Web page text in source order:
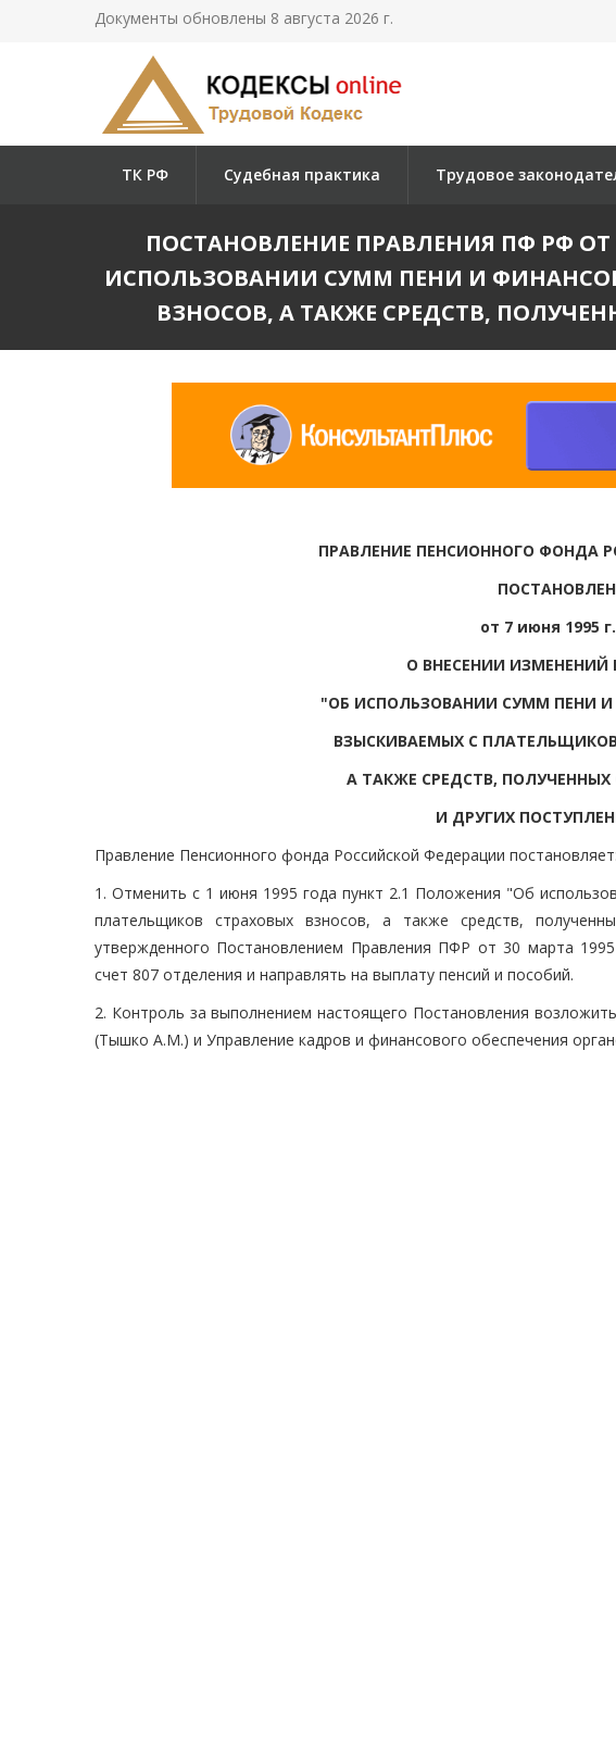
Документы обновлены 8 августа 2026 г.
ТК РФ Судебная практика Трудовое
ПОСТАНОВЛЕНИЕ ПРАВЛЕНИЯ ПФ РФ ОТ
ИСПОЛЬЗОВАНИИ СУММ ПЕНИ И
ВЗНОСОВ, А ТАКЖЕ СРЕДСТВ,
ПРАВЛЕНИЕ ПЕНСИОННОГО ФОНДА
от 7 июня 1995
О ВНЕСЕНИИ
"ОБ ИСПОЛЬЗОВАНИИ СУММ ПЕНИ
ВЗЫСКИВАЕМЫХ С
А ТАКЖЕ СРЕДСТВ,
И ДРУГИХ
Правление Пенсионного фонда Российской Федерации постановляет:
1. Отменить с 1 июня 1995 года пункт 2.1 Положения "Об
плательщиков страховых взносов, а также средств,
утвержденного Постановлением Правления ПФР от 30 марта
счет 807 отделения и направлять на выплату пенсий и пособий.
2. Контроль за выполнением настоящего Постановления
(Тышко А.М.) и Управление кадров и финансового обеспечения